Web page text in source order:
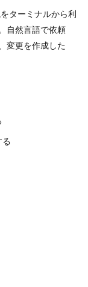
ターミナルから利
自然言語で依頼
変更を作成した
る